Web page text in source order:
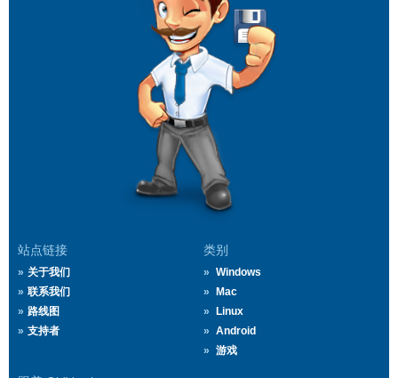
站点链接
关于我们
联系我们
路线图
支持者
类别
Windows
Mac
Linux
Android
游戏